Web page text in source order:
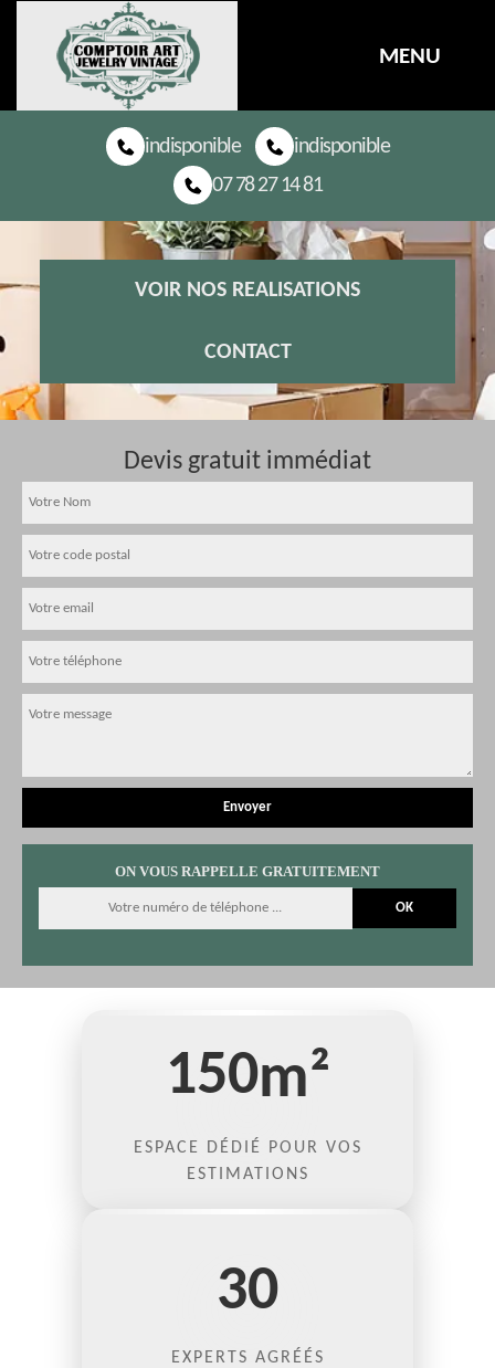
MENU
indisponible
indisponible
07 78 27 14 81
VOIR NOS REALISATIONS
CONTACT
Devis gratuit immédiat
ON VOUS RAPPELLE GRATUITEMENT
150m²
ESPACE DÉDIÉ POUR VOS
ESTIMATIONS
30
EXPERTS AGRÉÉS